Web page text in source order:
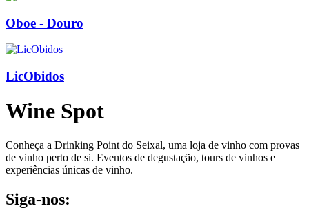
Oboe - Douro
LicObidos
Wine Spot
Conheça a Drinking Point do Seixal, uma loja de vinho com provas
de vinho perto de si. Eventos de degustação, tours de vinhos e
experiências únicas de vinho.
Siga-nos: